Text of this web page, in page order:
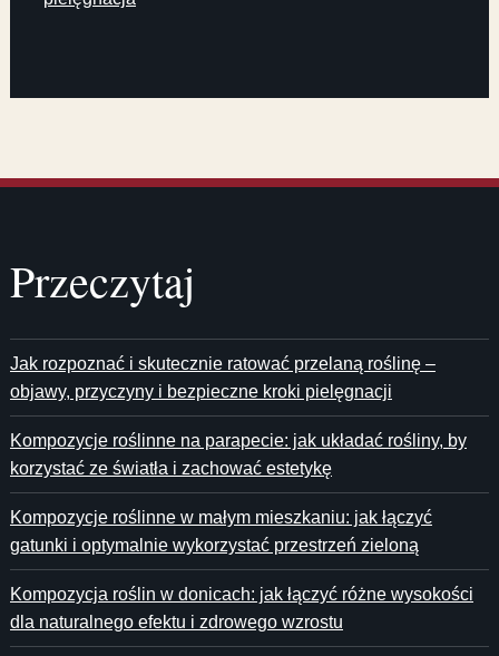
Przeczytaj
Jak rozpoznać i skutecznie ratować przelaną roślinę –
objawy, przyczyny i bezpieczne kroki pielęgnacji
Kompozycje roślinne na parapecie: jak układać rośliny, by
korzystać ze światła i zachować estetykę
Kompozycje roślinne w małym mieszkaniu: jak łączyć
gatunki i optymalnie wykorzystać przestrzeń zieloną
Kompozycja roślin w donicach: jak łączyć różne wysokości
dla naturalnego efektu i zdrowego wzrostu